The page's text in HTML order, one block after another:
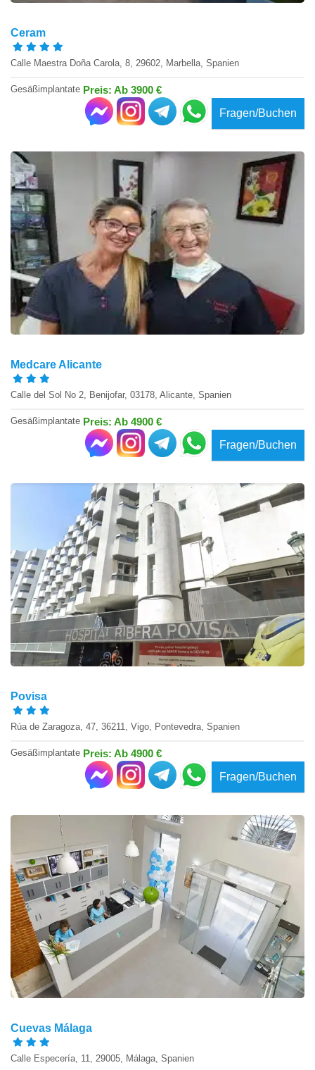
Ceram
Calle Maestra Doña Carola, 8, 29602, Marbella, Spanien
Gesäßimplantate Preis: Ab 3900 €
Fragen/Buchen
Medcare Alicante
Calle del Sol No 2, Benijofar, 03178, Alicante, Spanien
Gesäßimplantate Preis: Ab 4900 €
Fragen/Buchen
Povisa
Rúa de Zaragoza, 47, 36211, Vigo, Pontevedra, Spanien
Gesäßimplantate Preis: Ab 4900 €
Fragen/Buchen
Cuevas Málaga
Calle Especería, 11, 29005, Málaga, Spanien